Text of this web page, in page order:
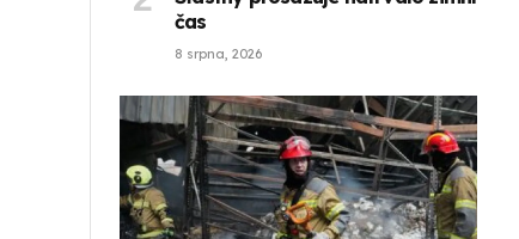
čas
8 srpna, 2026